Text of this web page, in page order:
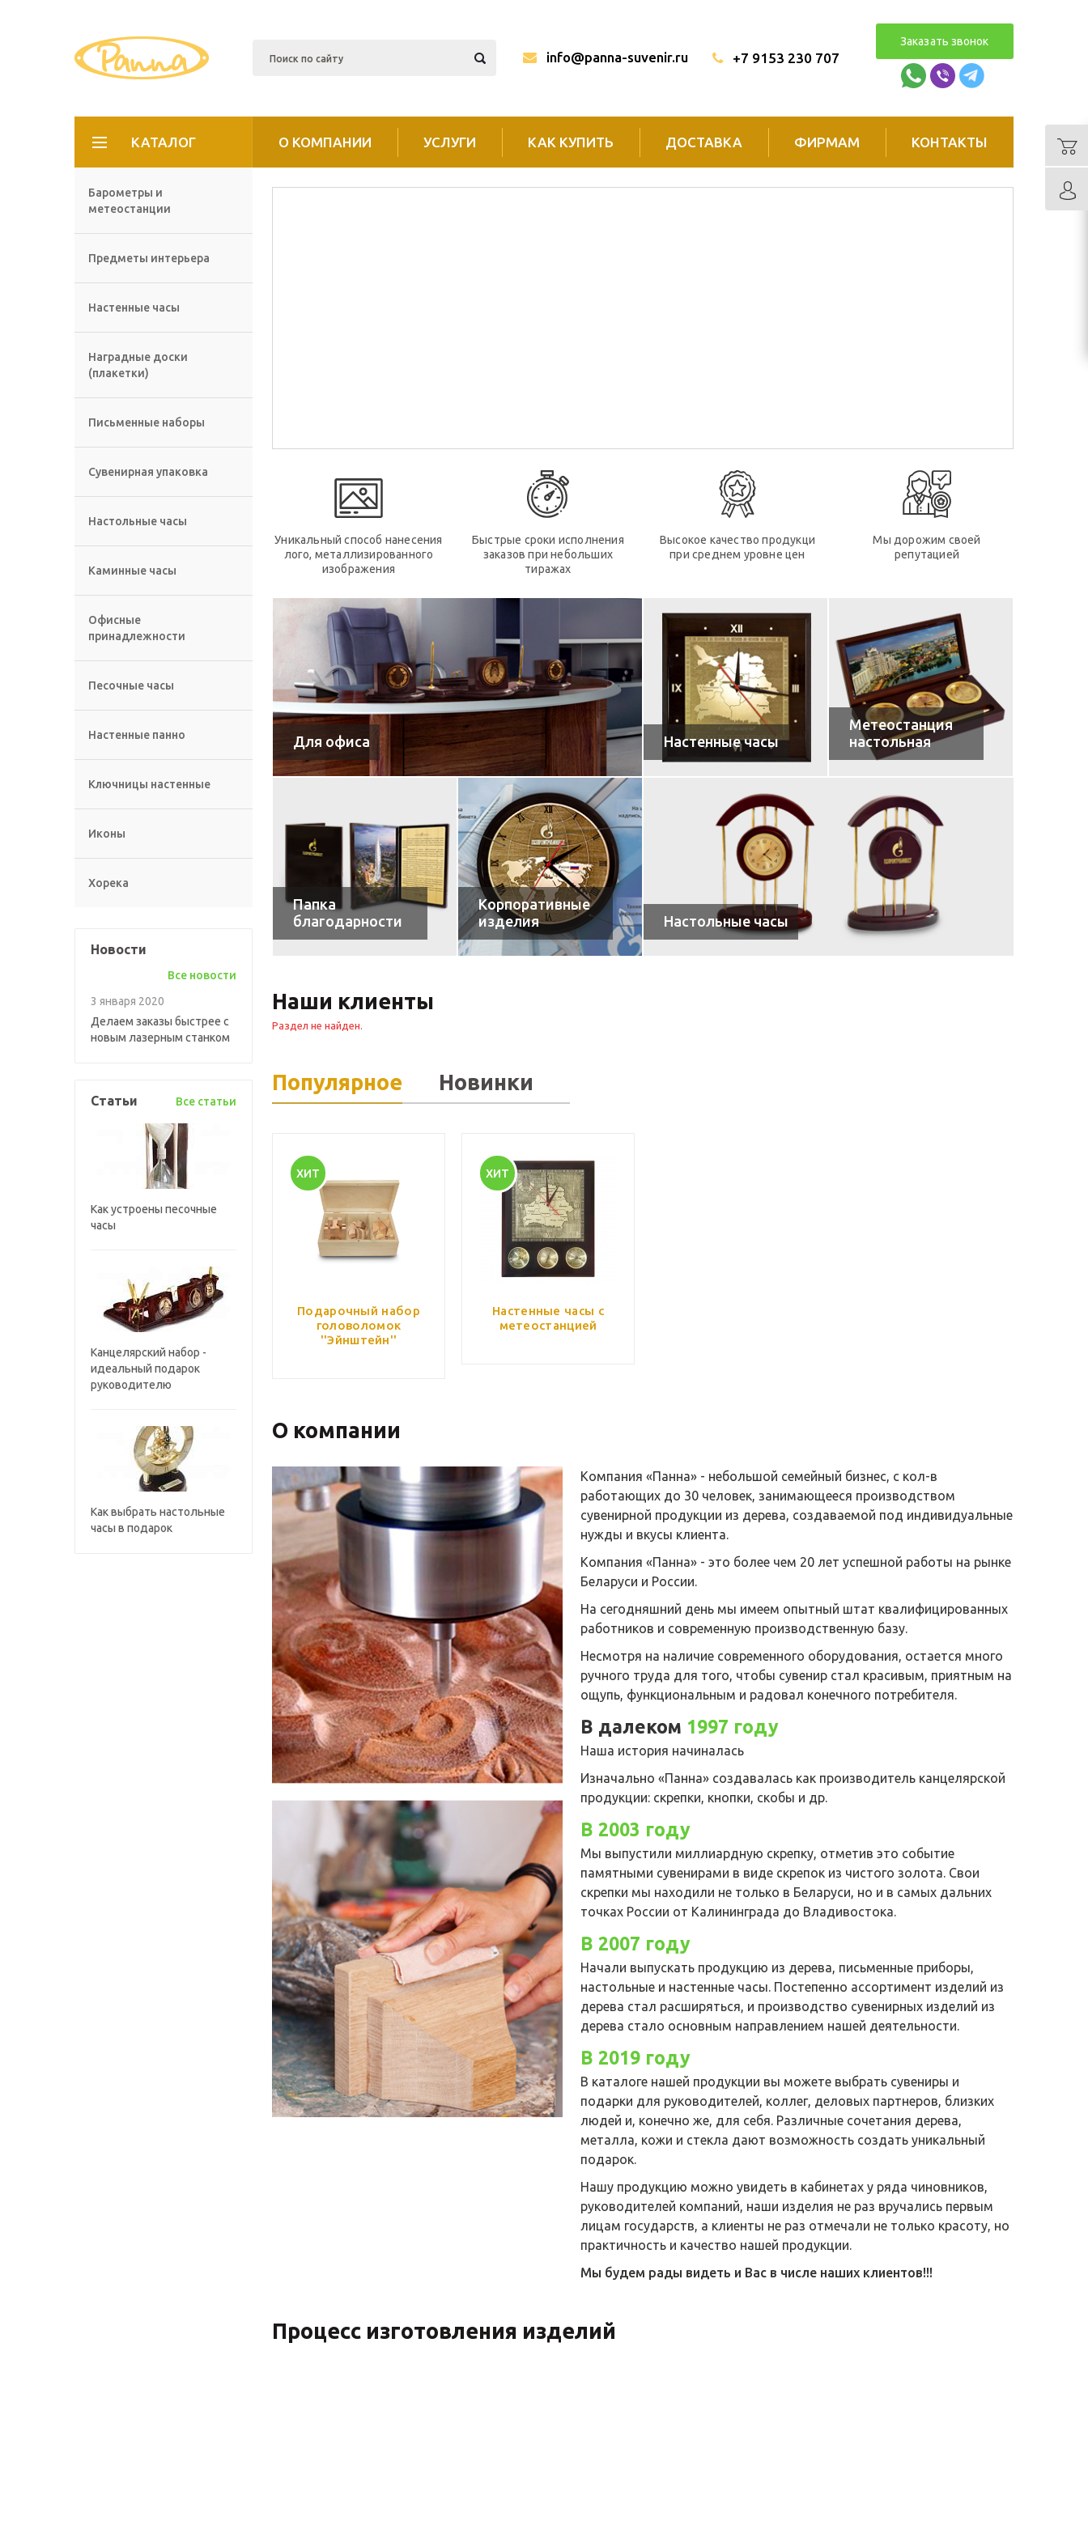
info@panna-suvenir.ru +7 9153 230 707
Заказать звонок
КАТАЛОГ О КОМПАНИИ УСЛУГИ КАК КУПИТЬ ДОСТАВКА ФИРМАМ КОНТАКТЫ
Барометры и
метеостанции
Предметы интерьера
Настенные часы
Наградные доски
(плакетки)
Письменные наборы
Сувенирная упаковка
Настольные часы
Каминные часы
Офисные
принадлежности
Песочные часы
Настенные панно
Ключницы настенные
Иконы
Хорека
Новости
Все новости
3 января 2020
Делаем заказы быстрее с
новым лазерным станком
Статьи Все статьи
Как устроены песочные
часы
Канцелярский набор -
идеальный подарок
руководителю
Как выбрать настольные
часы в подарок
Уникальный способ нанесения
лого, металлизированного
изображения
Быстрые сроки исполнения
заказов при небольших
тиражах
Высокое качество продукци
при среднем уровне цен
Мы дорожим своей
репутацией
Для офиса Настенные часы
Метеостанция
настольная
Папка
благодарности
Корпоративные
изделия
Настольные часы
Наши клиенты
Раздел не найден.
Популярное Новинки
ХИТ
Подарочный набор
головоломок
''Эйнштейн''
ХИТ
Настенные часы с
метеостанцией
О компании
Компания «Панна» - небольшой семейный бизнес, с кол-в
работающих до 30 человек, занимающееся производством
сувенирной продукции из дерева, создаваемой под индивидуальные
нужды и вкусы клиента.
Компания «Панна» - это более чем 20 лет успешной работы на рынке
Беларуси и России.
На сегодняшний день мы имеем опытный штат квалифицированных
работников и современную производственную базу.
Несмотря на наличие современного оборудования, остается много
ручного труда для того, чтобы сувенир стал красивым, приятным на
ощупь, функциональным и радовал конечного потребителя.
В далеком 1997 году
Наша история начиналась
Изначально «Панна» создавалась как производитель канцелярской
продукции: скрепки, кнопки, скобы и др.
В 2003 году
Мы выпустили миллиардную скрепку, отметив это событие
памятными сувенирами в виде скрепок из чистого золота. Свои
скрепки мы находили не только в Беларуси, но и в самых дальних
точках России от Калининграда до Владивостока.
В 2007 году
Начали выпускать продукцию из дерева, письменные приборы,
настольные и настенные часы. Постепенно ассортимент изделий из
дерева стал расширяться, и производство сувенирных изделий из
дерева стало основным направлением нашей деятельности.
В 2019 году
В каталоге нашей продукции вы можете выбрать сувениры и
подарки для руководителей, коллег, деловых партнеров, близких
людей и, конечно же, для себя. Различные сочетания дерева,
металла, кожи и стекла дают возможность создать уникальный
подарок.
Нашу продукцию можно увидеть в кабинетах у ряда чиновников,
руководителей компаний, наши изделия не раз вручались первым
лицам государств, а клиенты не раз отмечали не только красоту, но
практичность и качество нашей продукции.
Мы будем рады видеть и Вас в числе наших клиентов!!!
Процесс изготовления изделий